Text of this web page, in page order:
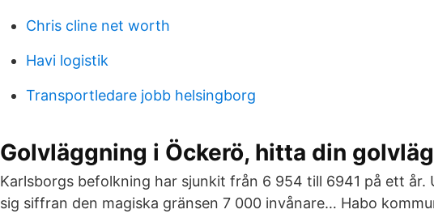
Chris cline net worth
Havi logistik
Transportledare jobb helsingborg
Golvläggning i Öckerö, hitta din
Karlsborgs befolkning har sjunkit från 6 954 till 6941 på ett år.
sig siffran den magiska gränsen 7 000 invånare… Habo